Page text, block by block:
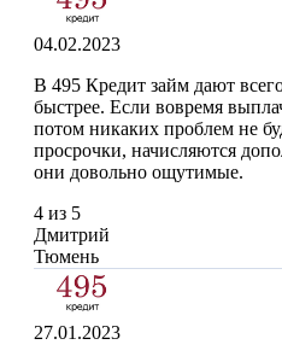
04.02.2023
В 495 Кредит займ дают
быстрее. Если вовремя
потом никаких проблем не
просрочки, начисляются
они довольно ощутимые.
4 из 5
Дмитрий
Тюмень
27.01.2023